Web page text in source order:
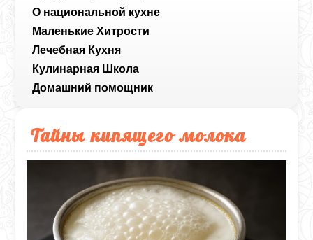
О национальной кухне
Маленькие Хитрости
Лечебная Кухня
Кулинарная Школа
Домашний помощник
Тайны кипящего молока